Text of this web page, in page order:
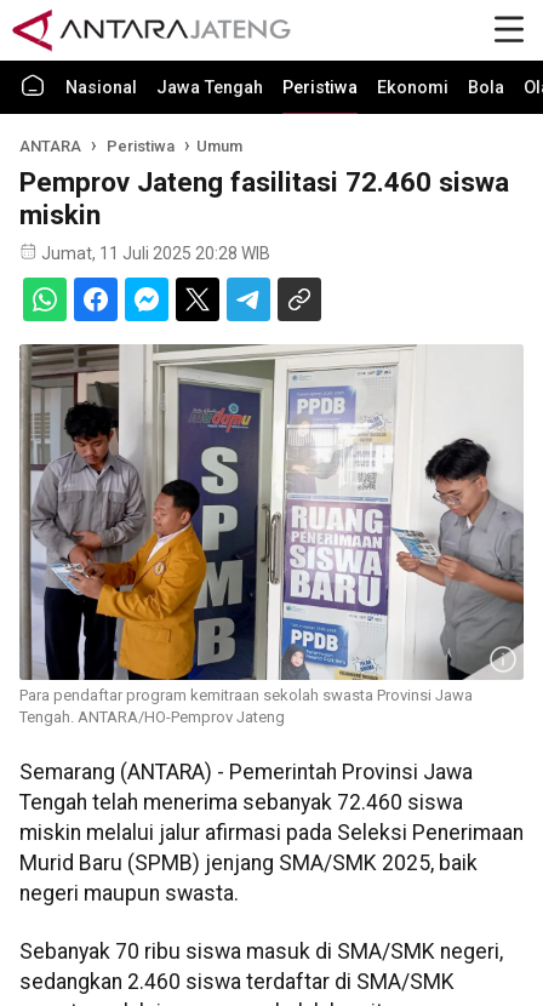
Nasional Jawa Tengah Peristiwa Ekonomi Bola
ANTARA Peristiwa Umum
Pemprov Jateng fasilitasi 72.460 siswa
miskin
Jumat, 11 Juli 2025 20:28 WIB
Para pendaftar program kemitraan sekolah swasta Provinsi Jawa
Tengah. ANTARA/HO-Pemprov Jateng
Semarang (ANTARA) - Pemerintah Provinsi Jawa
Tengah telah menerima sebanyak 72.460 siswa
miskin melalui jalur afirmasi pada Seleksi Penerimaan
Murid Baru (SPMB) jenjang SMA/SMK 2025, baik
negeri maupun swasta.
Sebanyak 70 ribu siswa masuk di SMA/SMK negeri,
sedangkan 2.460 siswa terdaftar di SMA/SMK